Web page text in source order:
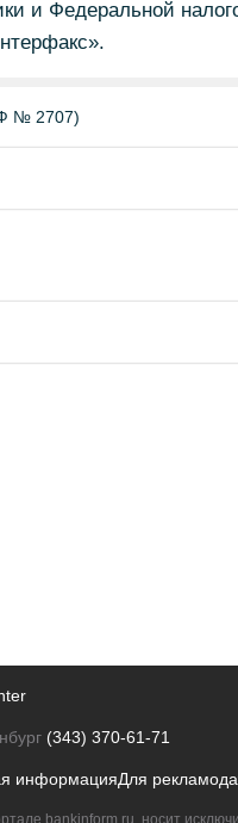
и Федеральной
№ 2707)
(343) 370-61-71
информацияДля
bankinform.ru, носит